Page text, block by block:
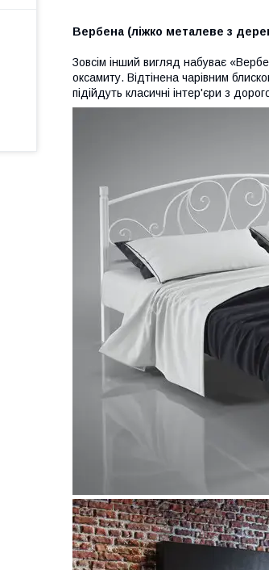
Вербена (ліжко металеве з
Зовсім інший вигляд набуває
оксамиту. Відтінена чарівним
підійдуть класичні інтер'єри з